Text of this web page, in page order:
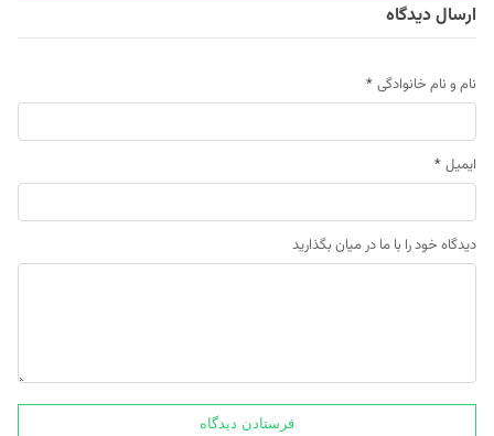
ارسال دیدگاه
نام و نام خانوادگی *
ایمیل *
دیدگاه خود را با ما در میان بگذارید